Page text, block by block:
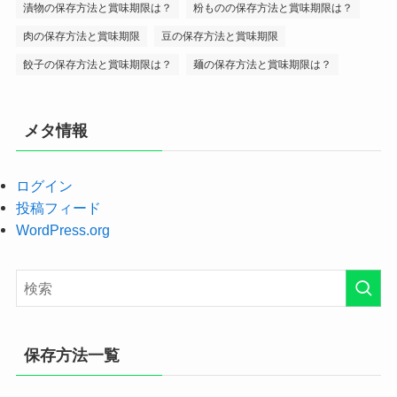
漬物の保存方法と賞味期限は？ 粉ものの保存方法と賞味期限は？
肉の保存方法と賞味期限 豆の保存方法と賞味期限
餃子の保存方法と賞味期限は？ 麺の保存方法と賞味期限は？
メタ情報
ログイン
投稿フィード
WordPress.org
保存方法一覧